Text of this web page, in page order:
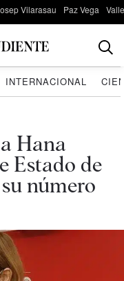
Vilarasau Paz Vega
INTERNACIONAL
Hana
Estado de
número